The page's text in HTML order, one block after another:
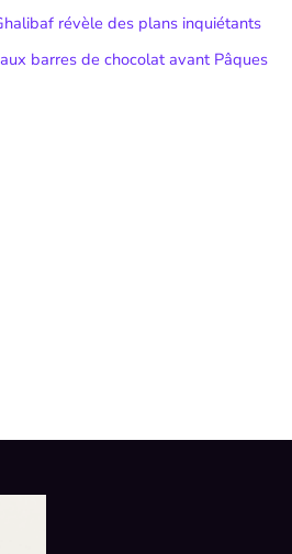
révèle des plans inquiétants
barres de chocolat avant Pâques